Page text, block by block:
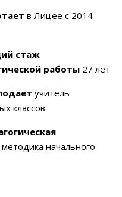
в Лицее с 2014
стаж
работы 27 лет
учитель
классов
начального